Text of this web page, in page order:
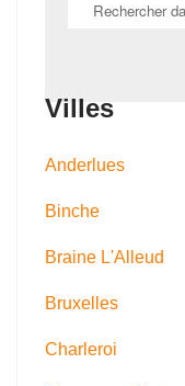
Villes
Anderlues
Binche
Braine L'Alleud
Bruxelles
Charleroi